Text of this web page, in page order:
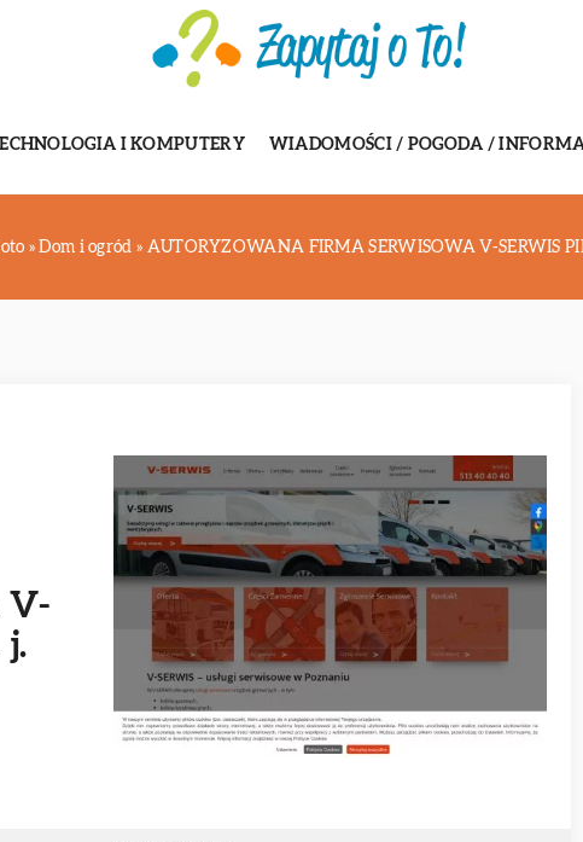
I KOMPUTERY WIADOMOŚCI / POGODA /
»Dom i ogród » AUTORYZOWANA FIRMA SERWISOWA V-SERWIS
V-
j.